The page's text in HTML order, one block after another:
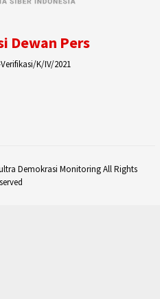
Dewan Pers
K/IV/2021
Demokrasi Monitoring All Rights